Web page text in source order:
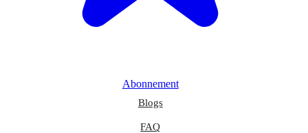
Abonnement
Blogs
FAQ